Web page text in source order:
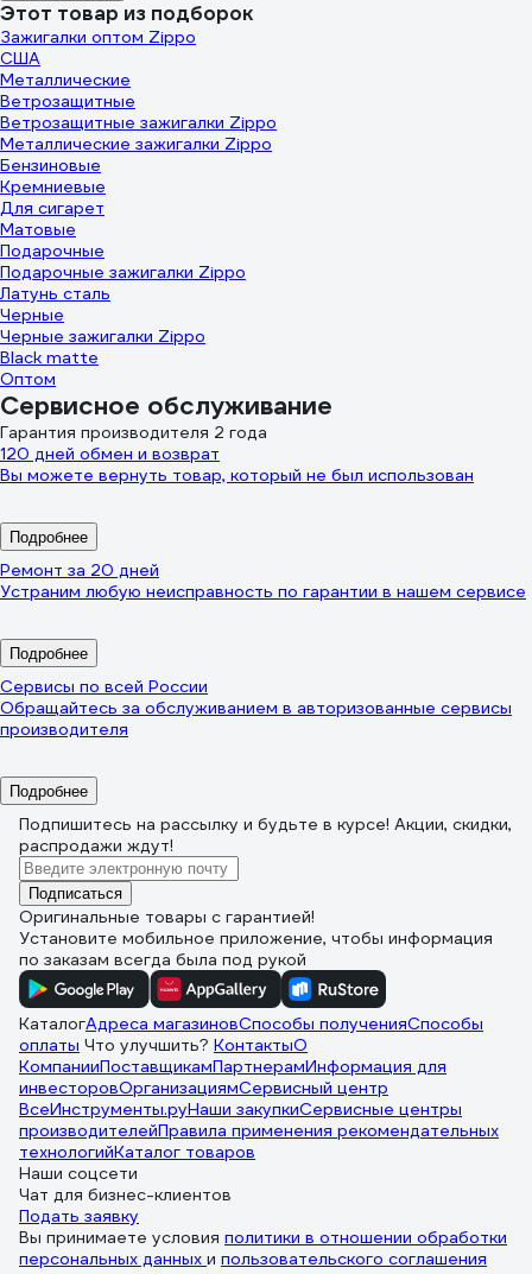
Этот товар из подборок
Зажигалки оптом Zippo
США
Металлические
Ветрозащитные
Ветрозащитные зажигалки Zippo
Металлические зажигалки Zippo
Бензиновые
Кремниевые
Для сигарет
Матовые
Подарочные
Подарочные зажигалки Zippo
Латунь сталь
Черные
Черные зажигалки Zippo
Black matte
Оптом
Сервисное обслуживание
Гарантия производителя 2 года
120 дней обмен и возврат
Вы можете вернуть товар, который не был использован
Подробнее
Ремонт за 20 дней
Устраним любую неисправность по гарантии в нашем сервисе
Подробнее
Сервисы по всей России
Обращайтесь за обслуживанием в авторизованные сервисы
производителя
Подробнее
Подпишитесь на рассылку и будьте в курсе! Акции, скидки,
распродажи ждут!
Подписаться
Оригинальные товары с гарантией!
Установите мобильное приложение, чтобы информация
по заказам всегда была под рукой
КаталогАдреса магазиновСпособы полученияСпособы
оплаты Что улучшить? КонтактыО
КомпанииПоставщикамПартнерамИнформация для
инвесторовОрганизациямСервисный центр
ВсеИнструменты.руНаши закупкиСервисные центры
производителейПравила применения рекомендательных
технологийКаталог товаров
Наши соцсети
Чат для бизнес-клиентов
Подать заявку
Вы принимаете условия политики в отношении обработки
персональных данных и пользовательского соглашения